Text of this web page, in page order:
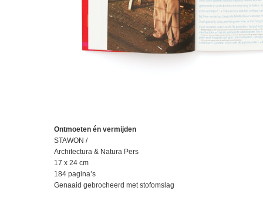
Ontmoeten én vermijden
STAWON /
Architectura & Natura Pers
17 x 24 cm
184 pagina’s
Genaaid gebrocheerd met stofomslag